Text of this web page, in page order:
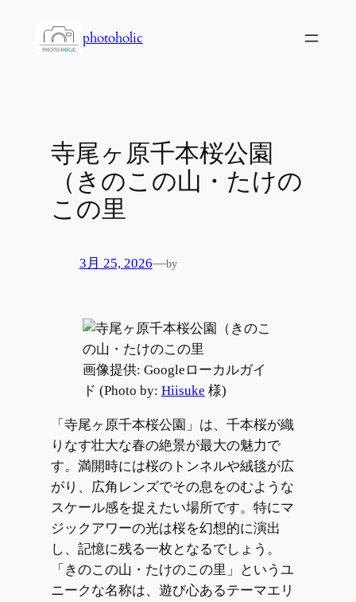
photoholic
寺尾ヶ原千本桜公園
（きのこの山・たけの
この里
3月 25, 2026—by
画像提供: Googleローカルガイ
ド (Photo by: Hiisuke 様)
「寺尾ヶ原千本桜公園」は、千本桜が織
りなす壮大な春の絶景が最大の魅力で
す。満開時には桜のトンネルや絨毯が広
がり、広角レンズでその息をのむような
スケール感を捉えたい場所です。特にマ
ジックアワーの光は桜を幻想的に演出
し、記憶に残る一枚となるでしょう。
「きのこの山・たけのこの里」というユ
ニークな名称は、遊び心あるテーマエリ